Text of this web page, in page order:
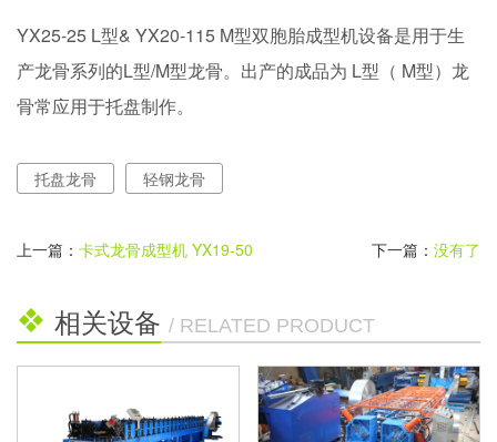
YX25-25 L型& YX20-115 M型双胞胎成型机设备是用于生
产龙骨系列的L型/M型龙骨。出产的成品为 L型（ M型）龙
骨常应用于托盘制作。
托盘龙骨 轻钢龙骨
上一篇： 卡式龙骨成型机 YX19-50 下一篇： 没有了
相关设备 / RELATED PRODUCT